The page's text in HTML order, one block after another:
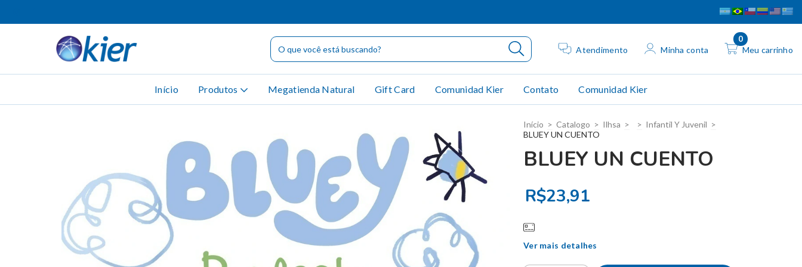
Atendimento Minha conta Meu carrinho
0
Início Produtos Megatienda Natural Gift Card Comunidad Kier Contato Comunidad Kier
Início > Catalogo > Ilhsa > > Infantil Y Juvenil >
BLUEY UN CUENTO
BLUEY UN CUENTO
R$23,91
Ver mais detalhes